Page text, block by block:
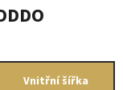
Vnitřní šířka